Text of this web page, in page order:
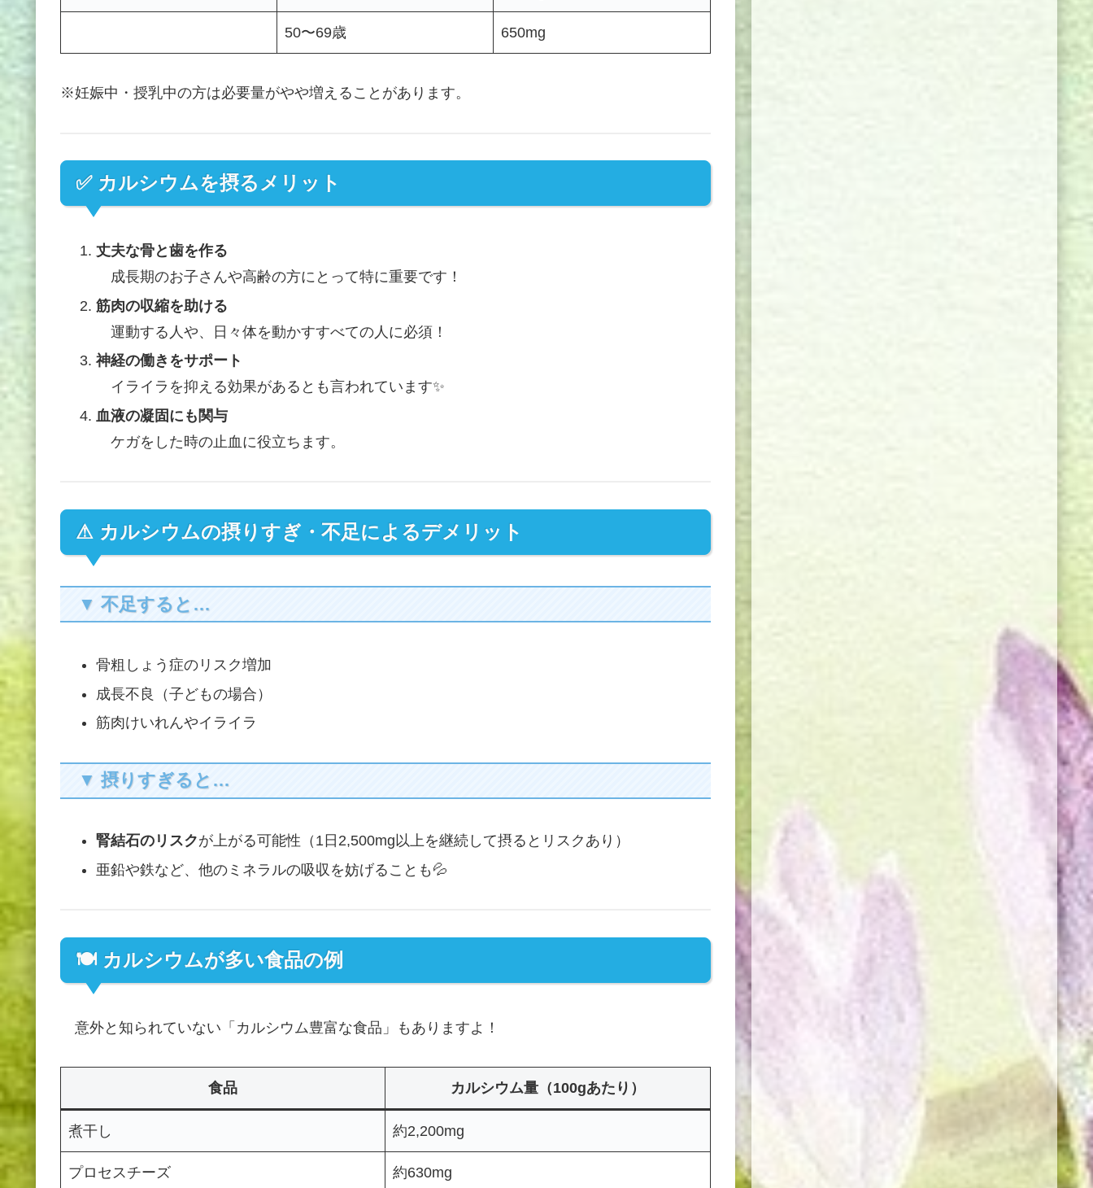
50〜69歳 650mg
※妊娠中・授乳中の方は必要量がやや増えることがあります。
✅ カルシウムを摂るメリット
丈夫な骨と歯を作る
成長期のお子さんや高齢の方にとって特に重要です！
筋肉の収縮を助ける
運動する人や、日々体を動かすすべての人に必須！
神経の働きをサポート
イライラを抑える効果があるとも言われています✨
血液の凝固にも関与
ケガをした時の止血に役立ちます。
⚠ カルシウムの摂りすぎ・不足によるデメリット
▼ 不足すると…
骨粗しょう症のリスク増加
成長不良（子どもの場合）
筋肉けいれんやイライラ
▼ 摂りすぎると…
腎結石のリスクが上がる可能性（1日2,500mg以上を継続して摂るとリスクあり）
亜鉛や鉄など、他のミネラルの吸収を妨げることも💦
🍽 カルシウムが多い食品の例
意外と知られていない「カルシウム豊富な食品」もありますよ！
食品 カルシウム量（100gあたり）
煮干し 約2,200mg
プロセスチーズ 約630mg